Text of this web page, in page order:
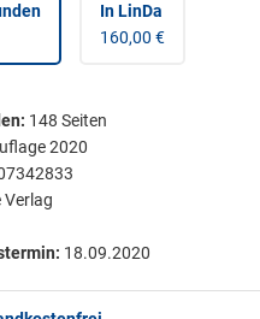
In LinDa
160,00 €
: 148 Seiten
2020
Verlag
18.09.2020